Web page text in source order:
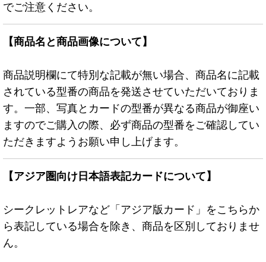
でご注意ください。
【商品名と商品画像について】
商品説明欄にて特別な記載が無い場合、商品名に記載
されている型番の商品を発送させていただいておりま
す。一部、写真とカードの型番が異なる商品が御座い
ますのでご購入の際、必ず商品の型番をご確認してい
ただきますようお願い申し上げます。
【アジア圏向け日本語表記カードについて】
シークレットレアなど「アジア版カード」をこちらか
ら表記している場合を除き、商品を区別しておりませ
ん。